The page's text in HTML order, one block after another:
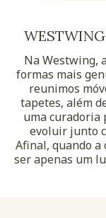
Na Westwing,
formas mais
reunimos
tapetes, além
uma curadoria
evoluir junto
Afinal, quando a
ser apenas um